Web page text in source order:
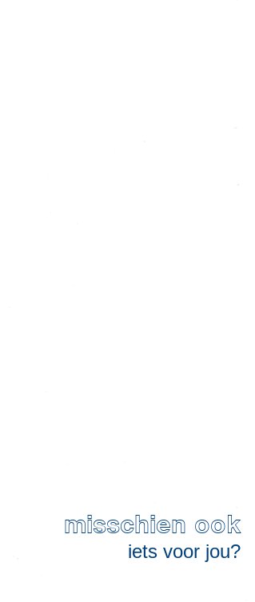
misschien ook
iets voor jou?